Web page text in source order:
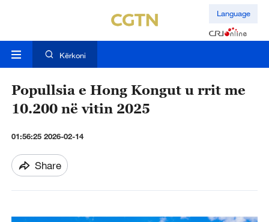
Language
Kërkoni
Popullsia e Hong Kongut u rrit me
10.200 në vitin 2025
01:56:25 2026-02-14
Share